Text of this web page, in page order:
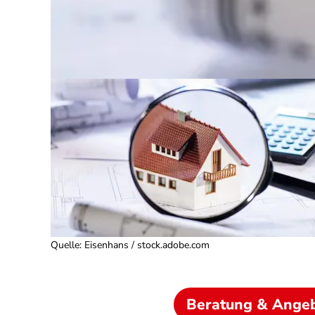
Quelle: Eisenhans / stock.adobe.com
Beratung &